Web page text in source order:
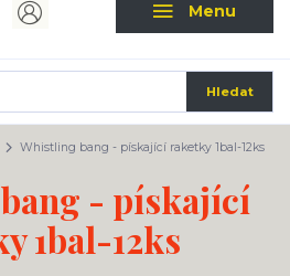
Menu
Hledat
Whistling bang - pískající raketky 1bal-12ks
- pískající
1bal-12ks